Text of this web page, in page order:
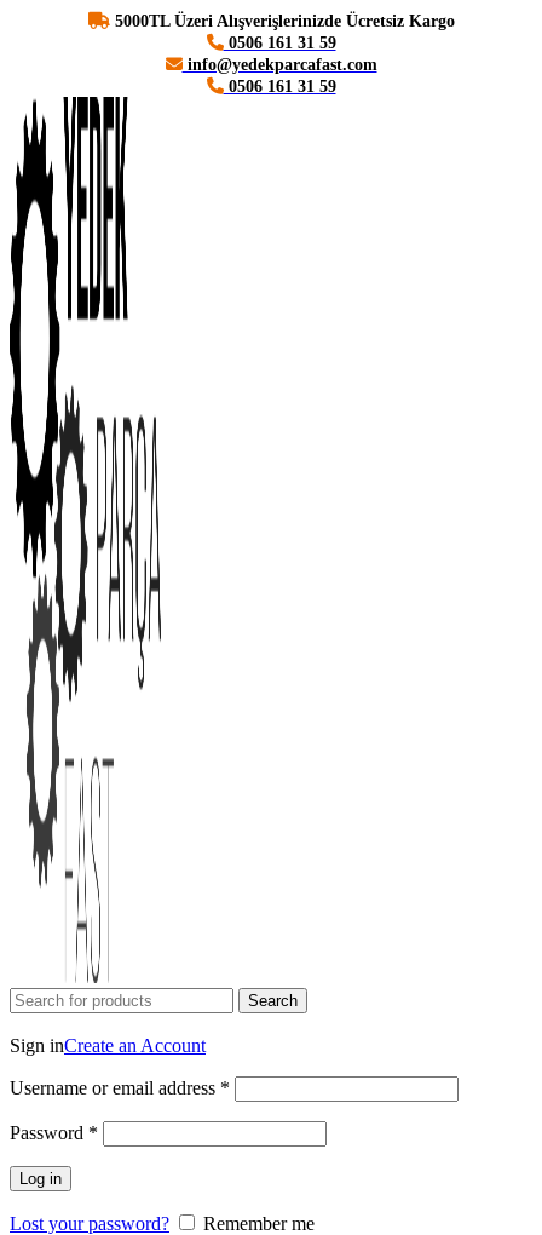
5000TL Üzeri Alışverişlerinizde Ücretsiz Kargo
0506 161 31 59
info@yedekparcafast.com
0506 161 31 59
Search
Sign inCreate an Account
Username or email address *
Password *
Log in
Lost your password?
Remember me